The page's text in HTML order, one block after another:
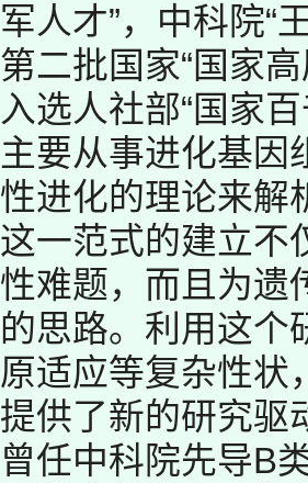
军人才”，中科院“
第二批国家“国家
入选人社部“国家
主要从事进化基因
性进化的理论来解
这一范式的建立不
性难题，而且为遗
的思路。利用这个
原适应等复杂性状
提供了新的研究驱
曾任中科院先导B